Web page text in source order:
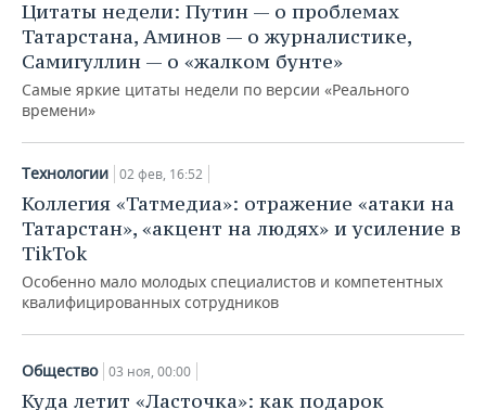
Цитаты недели: Путин — о проблемах
Татарстана, Аминов — о журналистике,
Самигуллин — о «жалком бунте»
Самые яркие цитаты недели по версии «Реального
времени»
Технологии 02 фев, 16:52
Коллегия «Татмедиа»: отражение «атаки на
Татарстан», «акцент на людях» и усиление в
TikTok
Особенно мало молодых специалистов и компетентных
квалифицированных сотрудников
Общество 03 ноя, 00:00
Куда летит «Ласточка»: как подарок